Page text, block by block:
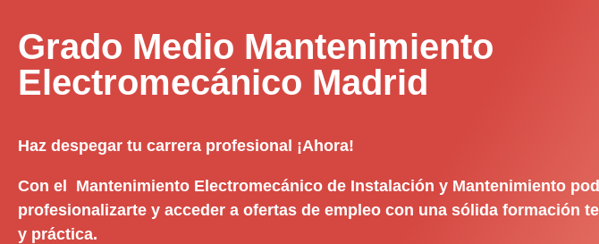
Grado Medio Mantenimiento
Electromecánico Madrid
Haz despegar tu carrera profesional ¡Ahora!
Con el Mantenimiento Electromecánico de Instalación y Mantenimiento
profesionalizarte y acceder a ofertas de empleo con una sólida formación
y práctica.